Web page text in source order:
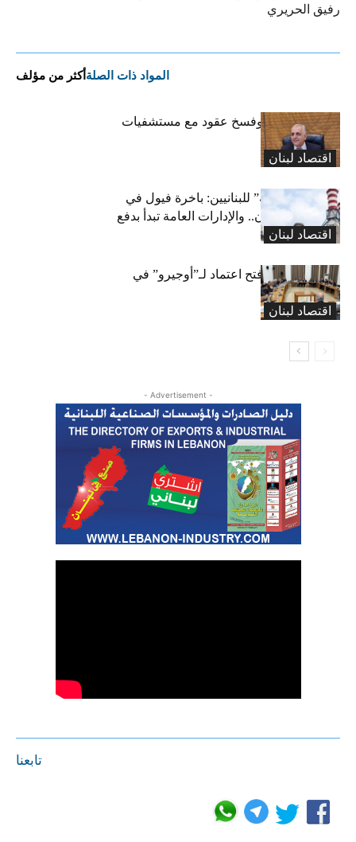
رفيق الحريري
المواد ذات الصلة أكثر من مؤلف
اقتصاد لبنان
كركي: إنذارات وفسخ عقود مع مستشفيات
مخالفة
اقتصاد لبنان
بشرى “كهربائية” للبنانيين: باخرة فيول في
طريقها إلى لبنان.. والإدارات العامة تبدأ بدفع
متوجباتها
اقتصاد لبنان
لجنة المال تقرّ فتح اعتماد لـ”أوجيرو” في
موازنة 2026
- Advertisement -
تابعنا